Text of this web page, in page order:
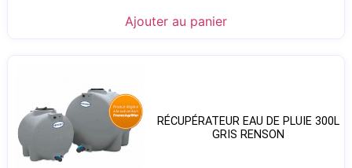
Ajouter au panier
RÉCUPÉRATEUR EAU DE PLUIE 300L
GRIS RENSON